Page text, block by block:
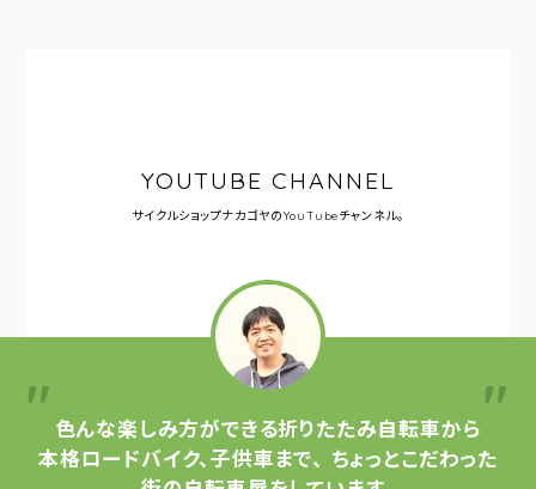
YOUTUBE CHANNEL
サイクルショップナカゴヤのYouTubeチャンネル。
色んな楽しみ方ができる折りたたみ自転車から
本格ロードバイク、子供車まで、 ちょっとこだわった